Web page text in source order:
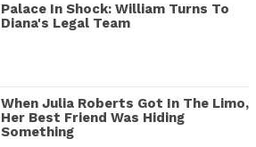
Palace In Shock: William Turns To
Diana's Legal Team
When Julia Roberts Got In The Limo,
Her Best Friend Was Hiding
Something